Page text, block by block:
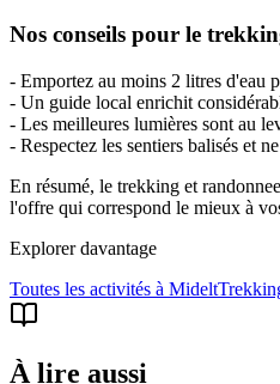
Nos conseils pour le
- Emportez au moins 2 litres d'eau
- Un guide local enrichit
- Les meilleures lumières sont au
- Respectez les sentiers balisés et
En résumé, le trekking et
l'offre qui correspond le mieux à
Explorer davantage
Toutes les activités à Midelt
À lire aussi